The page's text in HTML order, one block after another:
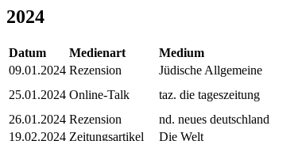
2024
Datum Medienart Medium
09.01.2024 Rezension Jüdische Allgemeine
25.01.2024 Online-Talk taz. die tageszeitung
26.01.2024 Rezension nd. neues deutschland
19.02.2024 Zeitungsartikel Die Welt